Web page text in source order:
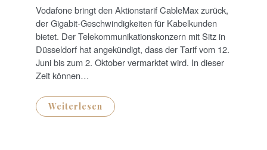
T
E
D
O
N
Vodafone bringt den Aktionstarif CableMax zurück,
der Gigabit-Geschwindigkeiten für Kabelkunden
bietet. Der Telekommunikationskonzern mit Sitz in
Düsseldorf hat angekündigt, dass der Tarif vom 12.
Juni bis zum 2. Oktober vermarktet wird. In dieser
Zeit können…
Weiterlesen